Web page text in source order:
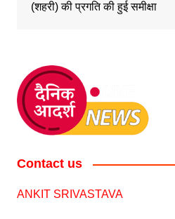
(शहरी) की प्रगति की हुई समीक्षा
Contact us
ANKIT SRIVASTAVA